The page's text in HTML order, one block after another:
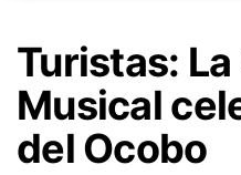
Turistas:
Musical
del Ocobo